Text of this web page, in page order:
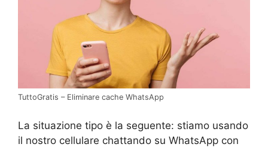
TuttoGratis – Eliminare cache WhatsApp
La situazione tipo è la seguente: stiamo usando
il nostro cellulare chattando su WhatsApp con